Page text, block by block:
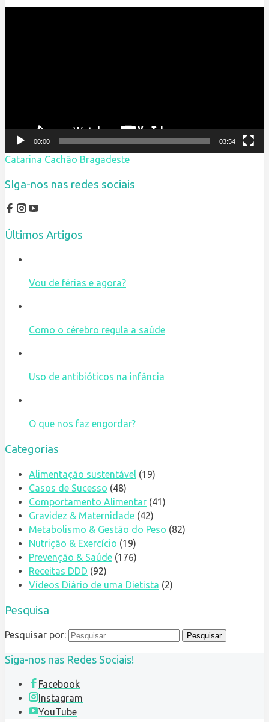
00:00 03:54
Catarina Cachão Bragadeste
SIga-nos nas redes sociais
Últimos Artigos
Vou de férias e agora?
Como o cérebro regula a saúde
Uso de antibióticos na infância
O que nos faz engordar?
Categorias
Alimentação sustentável (19)
Casos de Sucesso (48)
Comportamento Alimentar (41)
Gravidez & Maternidade (42)
Metabolismo & Gestão do Peso (82)
Nutrição & Exercício (19)
Prevenção & Saúde (176)
Receitas DDD (92)
Vídeos Diário de uma Dietista (2)
Pesquisa
Pesquisar por:
Siga-nos nas Redes Sociais!
Facebook
Instagram
YouTube